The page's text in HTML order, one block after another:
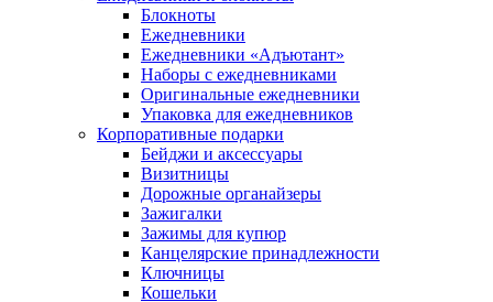
Блокноты
Ежедневники
Ежедневники «Адъютант»
Наборы с ежедневниками
Оригинальные ежедневники
Упаковка для ежедневников
Корпоративные подарки
Бейджи и аксессуары
Визитницы
Дорожные органайзеры
Зажигалки
Зажимы для купюр
Канцелярские принадлежности
Ключницы
Кошельки